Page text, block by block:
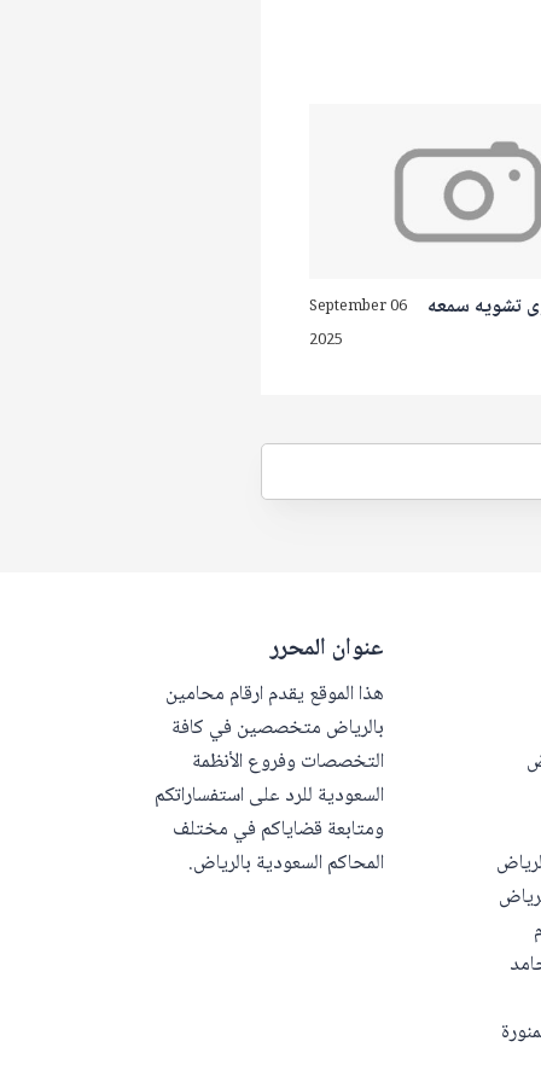
تشويه سمعه
September 06
2025
عنوان المحرر
هذا الموقع يقدم ارقام محامين
بالرياض متخصصين في كافة
التخصصات وفروع الأنظمة
السعودية للرد على استفساراتكم
ومتابعة قضاياكم في مختلف
المحاكم السعودية بالرياض.